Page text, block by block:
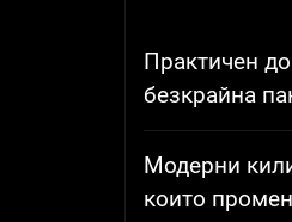
Практичен
безкрайна
Модерни
които